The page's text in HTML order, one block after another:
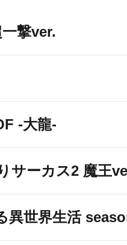
撃ver.
-大龍-
サーカス2 魔王
異世界生活